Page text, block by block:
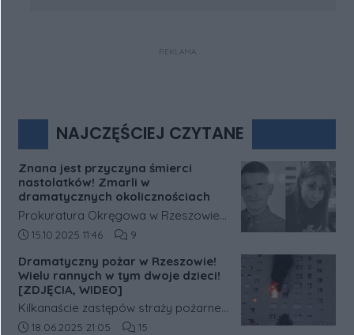
REKLAMA
NAJCZĘŚCIEJ CZYTANE
Znana jest przyczyna śmierci
nastolatków! Zmarli w
dramatycznych okolicznościach
Prokuratura Okręgowa w Rzeszowie
podała nowe informacje dotyczące
dwojga nastolatków – 14-letniej Mai i
15-letniego Wiktora.
Data dodania artykułu:
15.10.2025 11:46 Liczba komentarzy artykułu:
9
Dramatyczny pożar w Rzeszowie!
Wielu rannych w tym dwoje dzieci!
[ZDJĘCIA, WIDEO]
Kilkanaście zastępów straży pożarnej
walczy z dużym, rozwiniętym pożarem
Data dodania artykułu:
18.06.2025 21:05 Liczba komentarzy artykułu:
15